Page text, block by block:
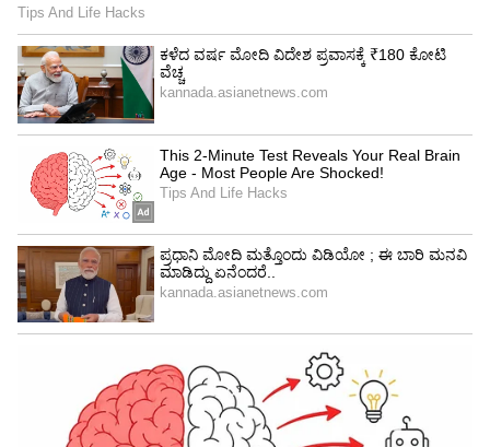
6
Image Credit :X@IPL
ಕ್ವಾಲಿಫೈಯರ್-1 ಪಂದ್ಯಕ್ಕೆ ಮೀಸಲು ದಿನವಿದೆಯಾ?
ದುರಾದೃಷ್ಟವಶಾತ್ ಐಪಿಎಲ್‌ ಪ್ಲೇ ಆಫ್‌ನ ಯಾವುದೇ
ಪಂದ್ಯಕ್ಕೂ ಮೀಸಲು ದಿನವಿಲ್ಲ. ಫೈನಲ್ ಪಂದ್ಯಕ್ಕೆ ಮಾತ್ರ
ಹೆಚ್ಚುವರಿ ಮೀಸಲು ದಿನವನ್ನು ಕಾಯ್ದಿರಿಸಲಾಗಿದೆ. ಹೀಗಾಗಿ
ಲೀಗ್ ಹಂತದ ಅಂತ್ಯದ ವೇಳೆಗೆ ಯಾವ ತಂಡವು
ಅಂಕಪಟ್ಟಿಯಲ್ಲಿ ಮೇಲಿರುತ್ತದೆಯೋ ಆ ತಂಡವು ಮುಂದಿನ
ಹಂತಕ್ಕೆ ಪ್ರವೇಶ ಪಡೆಯಲಿದೆ.